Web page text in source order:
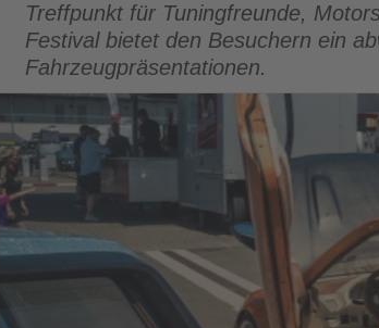
Treffpunkt für Tuningfreunde,
Festival bietet den Besuchern ein
Fahrzeugpräsentationen.